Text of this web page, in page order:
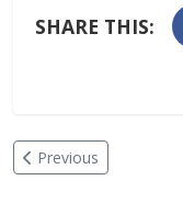
SHARE THIS:
Previous